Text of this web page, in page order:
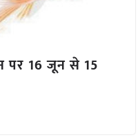
पर 16 जून से 15